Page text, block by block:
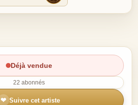
Déjà vendue
22 abonnés
❤ Suivre cet artiste